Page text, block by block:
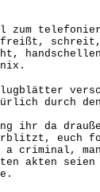
schreit,
durch
da
akten seien